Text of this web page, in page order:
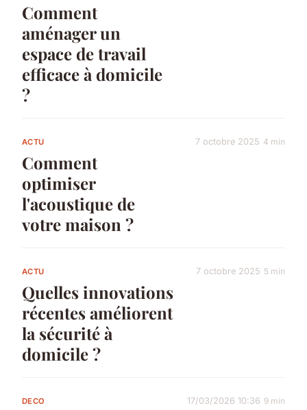
Comment
aménager un
espace de travail
efficace à domicile
?
ACTU
Comment
optimiser
l'acoustique de
votre maison ?
7 octobre 2025 4 min
ACTU
Quelles innovations
récentes améliorent
la sécurité à
domicile ?
7 octobre 2025 5 min
DECO 17/03/2026 10:36 9 min